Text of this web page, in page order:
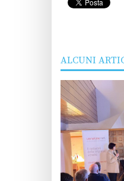
ALCUNI